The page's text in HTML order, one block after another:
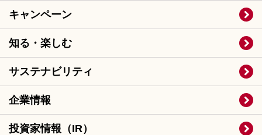
キャンペーン
知る・楽しむ
サステナビリティ
企業情報
投資家情報（IR）